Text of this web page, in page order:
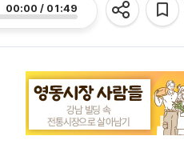
00:00 / 01:49